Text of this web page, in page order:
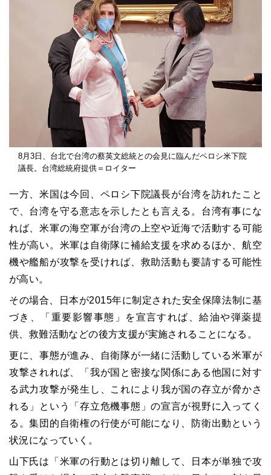
8月3日、台北で台湾の蔡英文総統との会見に臨んだペロシ米下院
議長。台湾総統府提供＝ロイター
一方、米国は今回、ペロシ下院議長が台湾を訪れたこと
で、台湾を守る意志を示したとも言える。台湾有事にな
れば、米軍の海空軍が台湾の上空や近海で活動する可能
性が高い。米軍は自衛隊に補給支援を求めるほか、航空
機や艦船が攻撃を受ければ、救助活動も要請する可能性
が高い。
その場合、日本が2015年に制定された安全保障法制に基
づき、「重要影響事態」を宣言すれば、給油や弾薬提
供、救難活動などの後方支援が実施されることになる。
更に、事態が進み、自衛隊が一緒に活動している米軍が
攻撃されれば、「我が国と密接な関係にある他国に対す
る武力攻撃が発生し、これにより我が国の存立が脅かさ
れる」という「存立危機事態」の宣言が視野に入ってく
る。集団的自衛権の行使が可能になり、防衛出動という
状況になっていく。
山下氏は「米軍の行動とは切り離して、日本が単独で攻